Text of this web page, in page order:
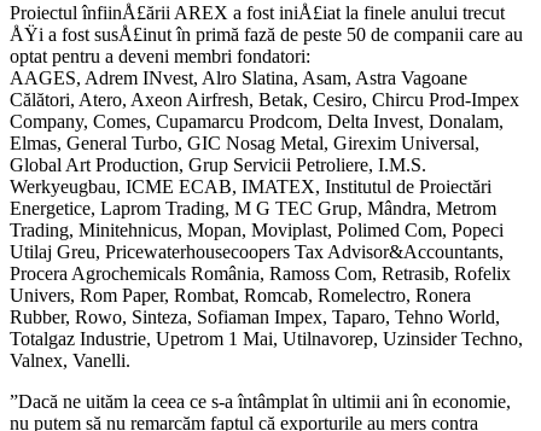
Proiectul înfiinÅ£ării AREX a fost iniÅ£iat la finele anului trecut
ÅŸi a fost susÅ£inut în primă fază de peste 50 de companii care au
optat pentru a deveni membri fondatori:
AAGES, Adrem INvest, Alro Slatina, Asam, Astra Vagoane
Călători, Atero, Axeon Airfresh, Betak, Cesiro, Chircu Prod-Impex
Company, Comes, Cupamarcu Prodcom, Delta Invest, Donalam,
Elmas, General Turbo, GIC Nosag Metal, Girexim Universal,
Global Art Production, Grup Servicii Petroliere, I.M.S.
Werkyeugbau, ICME ECAB, IMATEX, Institutul de Proiectări
Energetice, Laprom Trading, M G TEC Grup, Mândra, Metrom
Trading, Minitehnicus, Mopan, Moviplast, Polimed Com, Popeci
Utilaj Greu, Pricewaterhousecoopers Tax Advisor&Accountants,
Procera Agrochemicals România, Ramoss Com, Retrasib, Rofelix
Univers, Rom Paper, Rombat, Romcab, Romelectro, Ronera
Rubber, Rowo, Sinteza, Sofiaman Impex, Taparo, Tehno World,
Totalgaz Industrie, Upetrom 1 Mai, Utilnavorep, Uzinsider Techno,
Valnex, Vanelli.
”Dacă ne uităm la ceea ce s-a întâmplat în ultimii ani în economie,
nu putem să nu remarcăm faptul că exporturile au mers contra